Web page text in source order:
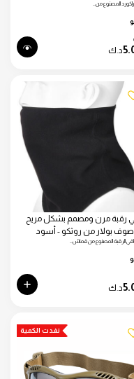
المصنوع من…
د.ك
رقبة مرن ومصمم بشكل مريح
بولار من روثكو - أسود
الرقبة المصنوع من قماش…
د.ك
نفدت الكمية